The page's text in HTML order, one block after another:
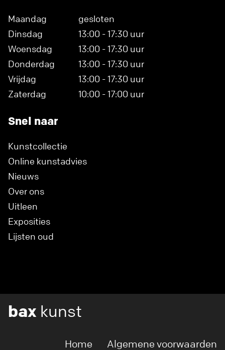
Maandag
gesloten
Dinsdag
13:00 - 17:30 uur
Woensdag
13:00 - 17:30 uur
Donderdag
13:00 - 17:30 uur
Vrijdag
13:00 - 17:30 uur
Zaterdag
10:00 - 17:00 uur
Snel naar
Kunstcollectie
Online kunstadvies
Nieuws
Over ons
Uitleen
Exposities
Lijsten oud
bax kunst
Home Algemene voorwaarden